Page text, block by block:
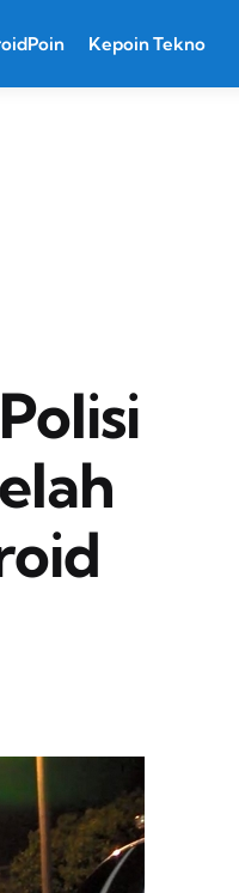
Kepoin Tekno